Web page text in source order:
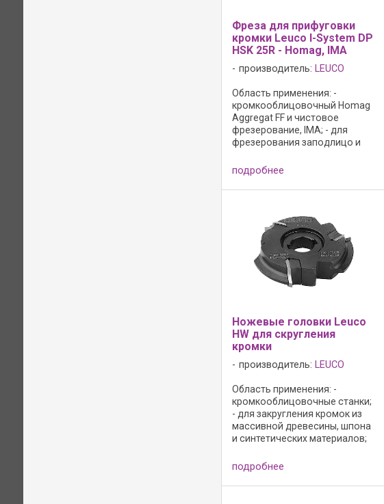
Фреза для прифуговки
кромки Leuco I-System DP
HSK 25R - Homag, IMA
производитель: LEUCO
Область применения: -
кромкооблицовочный Homag
Aggregat FF и чистовое
фрезерование, IMA; - для
фрезерования заподлицо и
массивной древесины, шпона
и синтетических материалов;
Исполнение: - полированная
подробнее
Ножевые головки Leuco
HW для скругления
кромки
производитель: LEUCO
Область применения: -
кромкооблицовочные станки;
- для закругления кромок из
массивной древесины, шпона
и синтетических материалов;
подробнее